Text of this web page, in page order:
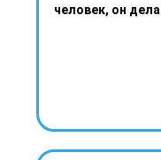
человек, он